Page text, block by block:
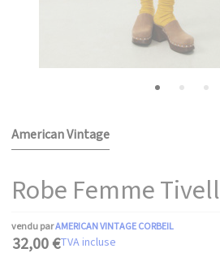
American Vintage
Robe Femme Tivell
vendu parAMERICAN VINTAGE CORBEIL
32,00 €TVA incluse